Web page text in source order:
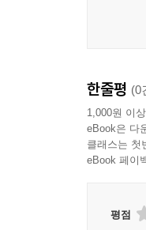
한줄평 (0
1,000원 이
eBook은 다
클래스는 첫
eBook 페이
평점